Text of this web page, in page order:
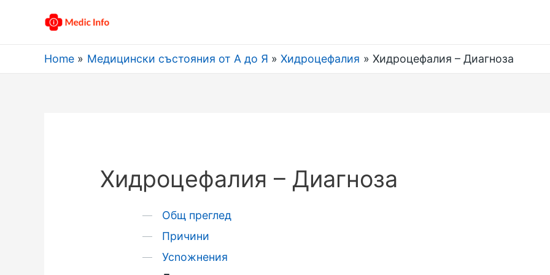
Home Медицински състояния от А до Я Хидроцефалия Хидроцефалия – Диагноза
Хидроцефалия – Диагноза
Общ преглед
Причини
Усnожнения